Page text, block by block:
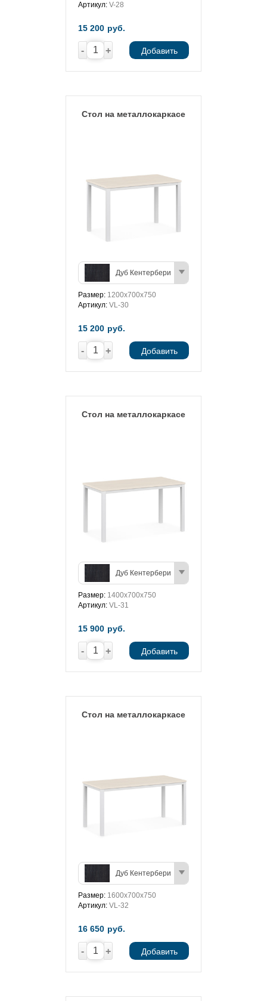
Артикул: V-28
15 200 руб.
- + Добавить
Стол на металлокаркасе
Дуб Кентербери
Размер: 1200х700х750
Артикул: VL-30
15 200 руб.
- + Добавить
Стол на металлокаркасе
Дуб Кентербери
Размер: 1400х700х750
Артикул: VL-31
15 900 руб.
- + Добавить
Стол на металлокаркасе
Дуб Кентербери
Размер: 1600х700х750
Артикул: VL-32
16 650 руб.
- + Добавить